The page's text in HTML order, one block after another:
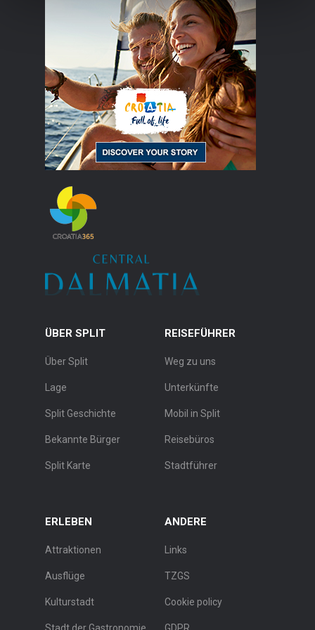
ÜBER SPLIT
Über Split
Lage
Split Geschichte
Bekannte Bürger
Split Karte
REISEFÜHRER
Weg zu uns
Unterkünfte
Mobil in Split
Reisebüros
Stadtführer
ERLEBEN
Attraktionen
Ausflüge
Kulturstadt
ANDERE
Links
TZGS
Cookie policy